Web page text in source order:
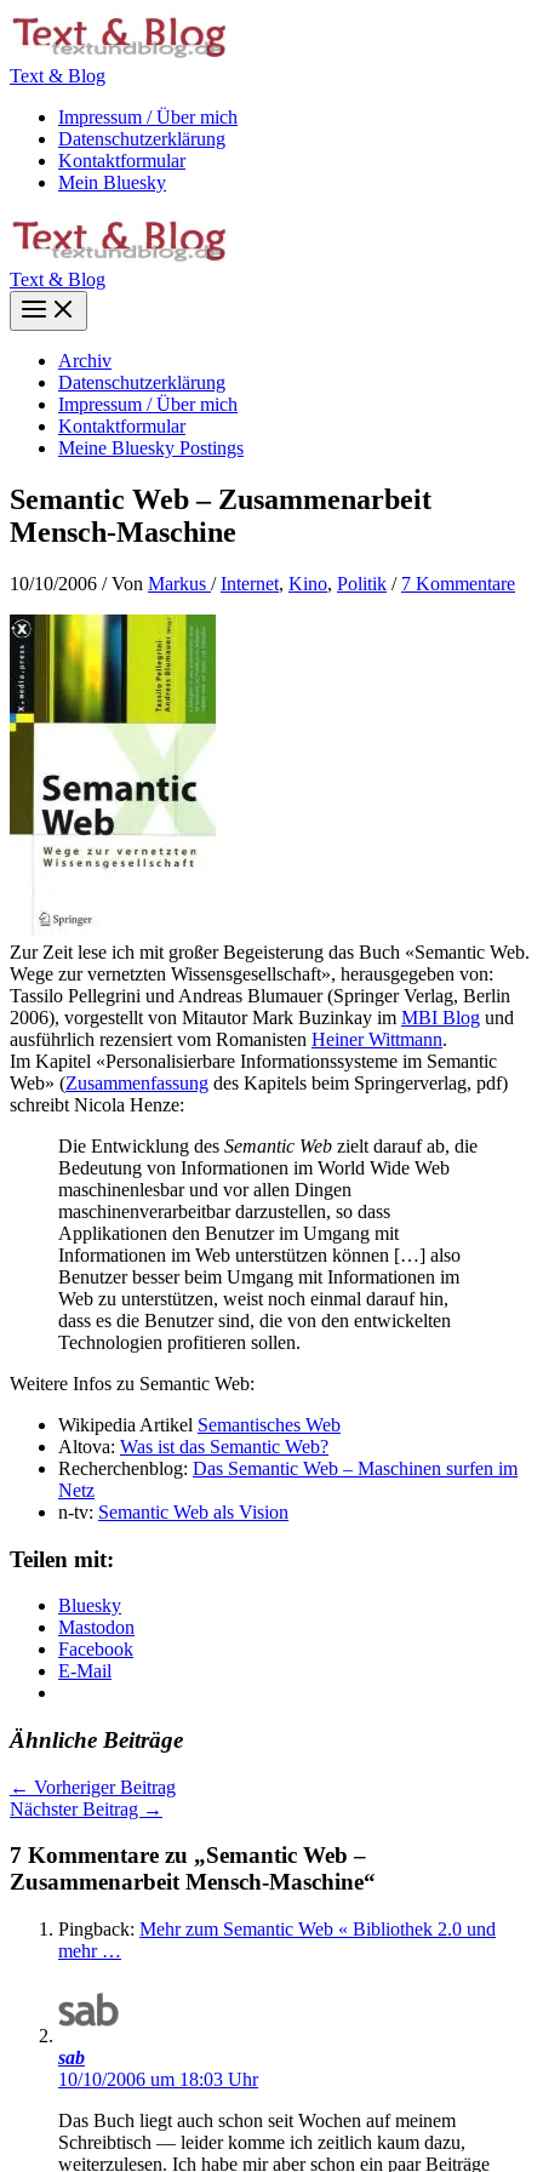
Zum
Inhalt
Text & Blog
Impressum / Über mich
Datenschutzerklärung
Kontaktformular
Mein Bluesky
Text & Blog
Main
Menu
Archiv
Datenschutzerklärung
Impressum / Über mich
Kontaktformular
Meine Bluesky Postings
Semantic Web – Zusammenarbeit
Mensch-Maschine
10/10/2006 / Von Markus /Internet, Kino, Politik / 7 Kommentare
Zur Zeit lese ich mit großer Begeisterung das Buch «Semantic Web.
Wege zur vernetzten Wissensgesellschaft», herausgegeben von:
Tassilo Pellegrini und Andreas Blumauer (Springer Verlag, Berlin
2006), vorgestellt von Mitautor Mark Buzinkay im MBI Blog und
ausführlich rezensiert vom Romanisten Heiner Wittmann.
Im Kapitel «Personalisierbare Informationssysteme im Semantic
Web» (Zusammenfassung des Kapitels beim Springerverlag, pdf)
schreibt Nicola Henze:
Die Entwicklung des Semantic Web zielt darauf ab, die
Bedeutung von Informationen im World Wide Web
maschinenlesbar und vor allen Dingen
maschinenverarbeitbar darzustellen, so dass
Applikationen den Benutzer im Umgang mit
Informationen im Web unterstützen können […] also
Benutzer besser beim Umgang mit Informationen im
Web zu unterstützen, weist noch einmal darauf hin,
dass es die Benutzer sind, die von den entwickelten
Technologien profitieren sollen.
Weitere Infos zu Semantic Web:
Wikipedia Artikel Semantisches Web
Altova: Was ist das Semantic Web?
Recherchenblog: Das Semantic Web – Maschinen surfen im
Netz
n-tv: Semantic Web als Vision
Teilen mit:
Bluesky
Mastodon
Facebook
E-Mail
Ähnliche Beiträge
← Vorheriger Beitrag
Nächster Beitrag →
7 Kommentare zu „Semantic Web –
Zusammenarbeit Mensch-Maschine“
Pingback: Mehr zum Semantic Web « Bibliothek 2.0 und
mehr …
sab
10/10/2006 um 18:03 Uhr
Das Buch liegt auch schon seit Wochen auf meinem
Schreibtisch — leider komme ich zeitlich kaum dazu,
weiterzulesen. Ich habe mir aber schon ein paar Beiträge